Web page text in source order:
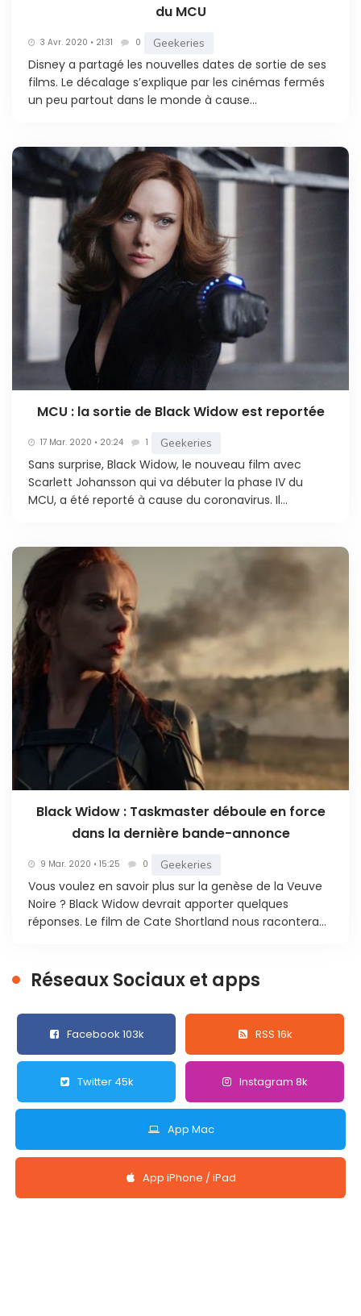
du MCU
3 Avr. 2020 • 21:31 0 Geekeries
Disney a partagé les nouvelles dates de sortie de ses
films. Le décalage s’explique par les cinémas fermés
un peu partout dans le monde à cause...
MCU : la sortie de Black Widow est reportée
17 Mar. 2020 • 20:24 1 Geekeries
Sans surprise, Black Widow, le nouveau film avec
Scarlett Johansson qui va débuter la phase IV du
MCU, a été reporté à cause du coronavirus. Il...
Black Widow : Taskmaster déboule en force
dans la dernière bande-annonce
9 Mar. 2020 • 15:25 0 Geekeries
Vous voulez en savoir plus sur la genèse de la Veuve
Noire ? Black Widow devrait apporter quelques
réponses. Le film de Cate Shortland nous racontera...
Réseaux Sociaux et apps
Facebook 103k RSS 16k
Twitter 45k Instagram 8k
App Mac
App iPhone / iPad